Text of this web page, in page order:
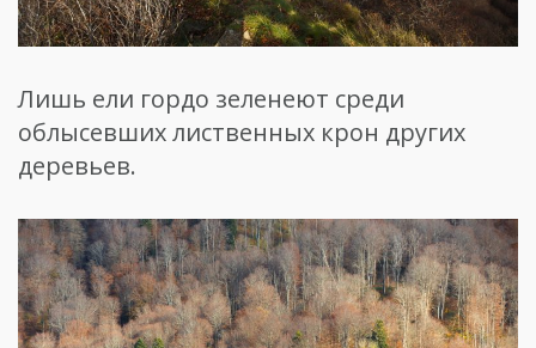
Лишь ели гордо зеленеют среди
облысевших лиственных крон других
деревьев.